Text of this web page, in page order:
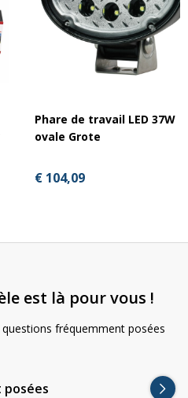
Phare de travail LED 37W
ovale Grote
€ 104,09
est là pour vous !
fréquemment posées